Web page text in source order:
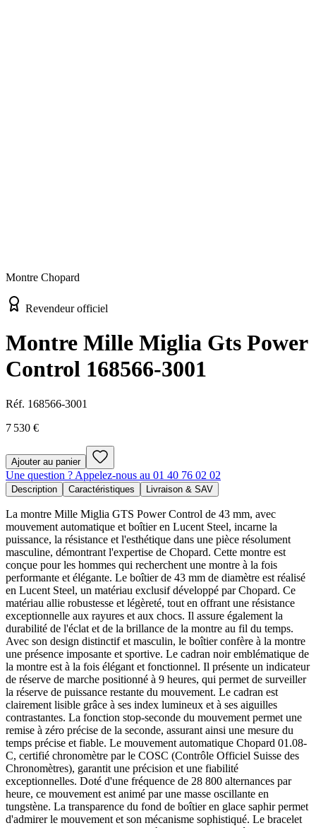
Montre Chopard
Revendeur officiel
Montre Mille Miglia Gts Power
Control 168566-3001
Réf. 168566-3001
7 530 €
Ajouter au panier
Une question ? Appelez-nous au 01 40 76 02 02
Description Caractéristiques Livraison & SAV
La montre Mille Miglia GTS Power Control de 43 mm, avec
mouvement automatique et boîtier en Lucent Steel, incarne la
puissance, la résistance et l'esthétique dans une pièce résolument
masculine, démontrant l'expertise de Chopard. Cette montre est
conçue pour les hommes qui recherchent une montre à la fois
performante et élégante. Le boîtier de 43 mm de diamètre est réalisé
en Lucent Steel, un matériau exclusif développé par Chopard. Ce
matériau allie robustesse et légèreté, tout en offrant une résistance
exceptionnelle aux rayures et aux chocs. Il assure également la
durabilité de l'éclat et de la brillance de la montre au fil du temps.
Avec son design distinctif et masculin, le boîtier confère à la montre
une présence imposante et sportive. Le cadran noir emblématique de
la montre est à la fois élégant et fonctionnel. Il présente un indicateur
de réserve de marche positionné à 9 heures, qui permet de surveiller
la réserve de puissance restante du mouvement. Le cadran est
clairement lisible grâce à ses index lumineux et à ses aiguilles
contrastantes. La fonction stop-seconde du mouvement permet une
remise à zéro précise de la seconde, assurant ainsi une mesure du
temps précise et fiable. Le mouvement automatique Chopard 01.08-
C, certifié chronomètre par le COSC (Contrôle Officiel Suisse des
Chronomètres), garantit une précision et une fiabilité
exceptionnelles. Doté d'une fréquence de 28 800 alternances par
heure, ce mouvement est animé par une masse oscillante en
tungstène. La transparence du fond de boîtier en glace saphir permet
d'admirer le mouvement et son mécanisme sophistiqué. Le bracelet